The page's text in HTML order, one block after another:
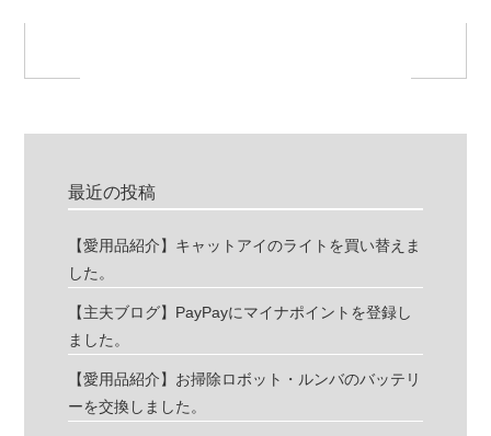
最近の投稿
【愛用品紹介】キャットアイのライトを買い替えま
した。
【主夫ブログ】PayPayにマイナポイントを登録し
ました。
【愛用品紹介】お掃除ロボット・ルンバのバッテリ
ーを交換しました。